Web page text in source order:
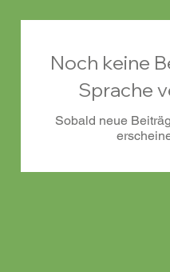
Noch keine
Sprache
Sobald neue